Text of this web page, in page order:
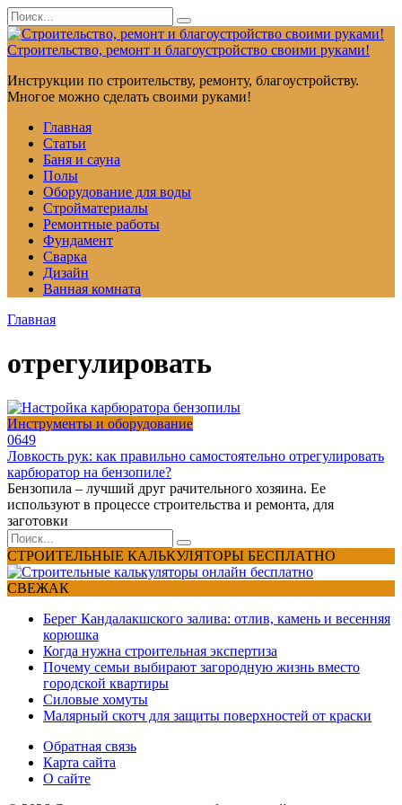
Перейти
к
контенту
Search
for:
Строительство, ремонт и благоустройство своими руками!
Инструкции по строительству, ремонту, благоустройству.
Многое можно сделать своими руками!
Главная
Статьи
Баня и сауна
Полы
Оборудование для воды
Стройматериалы
Ремонтные работы
Фундамент
Сварка
Дизайн
Ванная комната
Главная
отрегулировать
Инструменты и оборудование
0649
Ловкость рук: как правильно самостоятельно отрегулировать
карбюратор на бензопиле?
Бензопила – лучший друг рачительного хозяина. Ее
используют в процессе строительства и ремонта, для
заготовки
Search
for:
СТРОИТЕЛЬНЫЕ КАЛЬКУЛЯТОРЫ БЕСПЛАТНО
СВЕЖАК
Берег Кандалакшского залива: отлив, камень и весенняя
корюшка
Когда нужна строительная экспертиза
Почему семьи выбирают загородную жизнь вместо
городской квартиры
Силовые хомуты
Малярный скотч для защиты поверхностей от краски
Обратная связь
Карта сайта
О сайте